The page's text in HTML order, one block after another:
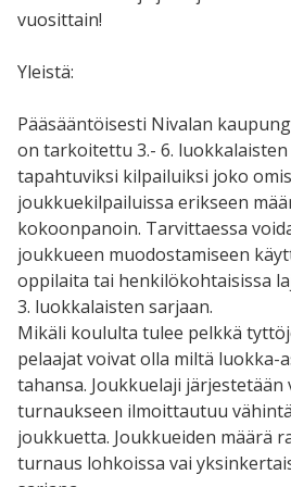
vuosittain!
Yleistä:
Pääsääntöisesti Nivalan
on tarkoitettu 3.- 6. luokkalaisten
tapahtuviksi kilpailuiksi joko
joukkuekilpailuissa erikseen
kokoonpanoin. Tarvittaessa
joukkueen muodostamiseen
oppilaita tai henkilökohtaisissa
3. luokkalaisten sarjaan.
Mikäli koululta tulee pelkkä
pelaajat voivat olla miltä luokka-
tahansa. Joukkuelaji järjestetään
turnaukseen ilmoittautuu
joukkuetta. Joukkueiden määrä
turnaus lohkoissa vai